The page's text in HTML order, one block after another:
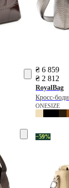
₴ 6 859
₴ 2 812
RoyalBag
Кросс-боди
ONESIZE
−59%